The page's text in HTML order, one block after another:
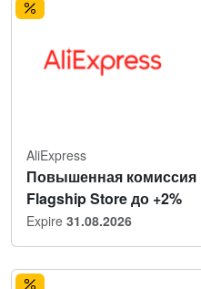
AliExpress
Повышенная комиссия
Flagship Store до +2%
Expire 31.08.2026